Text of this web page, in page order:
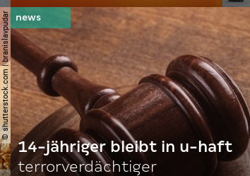
© shutterstock.com | branislavpudar
14-jähriger bleibt in u-haft
terrorverdächtiger